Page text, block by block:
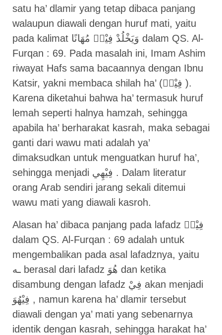
satu ha’ dlamir yang tetap dibaca panjang
walaupun diawali dengan huruf mati, yaitu
pada kalimat وَيَخْلُدْ فِيْهٖ مُهَانًا dalam QS. Al-
Furqan : 69. Pada masalah ini, Imam Ashim
riwayat Hafs sama bacaannya dengan Ibnu
Katsir, yakni membaca shilah ha’ (فِيْهٖ ).
Karena diketahui bahwa ha’ termasuk huruf
lemah seperti halnya hamzah, sehingga
apabila ha’ berharakat kasrah, maka sebagai
ganti dari wawu mati adalah ya’
dimaksudkan untuk menguatkan huruf ha’,
sehingga menjadi فِيْهِي . Dalam literatur
orang Arab sendiri jarang sekali ditemui
wawu mati yang diawali kasroh.
Alasan ha’ dibaca panjang pada lafadz فِيْهٖ
dalam QS. Al-Furqan : 69 adalah untuk
mengembalikan pada asal lafadznya, yaitu
ـه berasal dari lafadz هُوَ dan ketika
disambung dengan lafadz فِيْ akan menjadi
فِيْهُوَ , namun karena ha’ dlamir tersebut
diawali dengan ya’ mati yang sebenarnya
identik dengan kasrah, sehingga harakat ha’